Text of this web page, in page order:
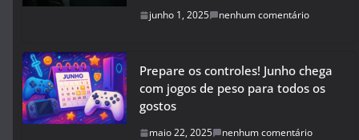
junho 1, 2025 nenhum comentário
Prepare os controles! Junho chega
com jogos de peso para todos os
gostos
maio 22, 2025 nenhum comentário